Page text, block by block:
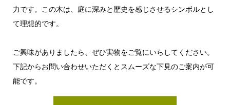
力です。この木は、庭に深みと歴史を感じさせるシンボルとし
て理想的です。
ご興味がありましたら、ぜひ実物をご覧にいらしてください。
下記からお問い合わせいただくとスムーズな下見のご案内が可
能です。